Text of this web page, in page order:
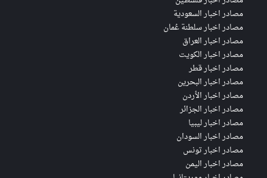
مصادر اخبار السعودية
مصادر اخبار سلطنة عُمان
مصادر اخبار العراق
مصادر اخبار الكويت
مصادر اخبار قطر
مصادر اخبار البحرين
مصادر اخبار الأردن
مصادر اخبار الجزائر
مصادر اخبار ليبيا
مصادر اخبار السودان
مصادر اخبار تونس
مصادر اخبار اليمن